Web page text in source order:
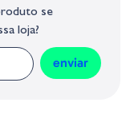
se
loja?
enviar